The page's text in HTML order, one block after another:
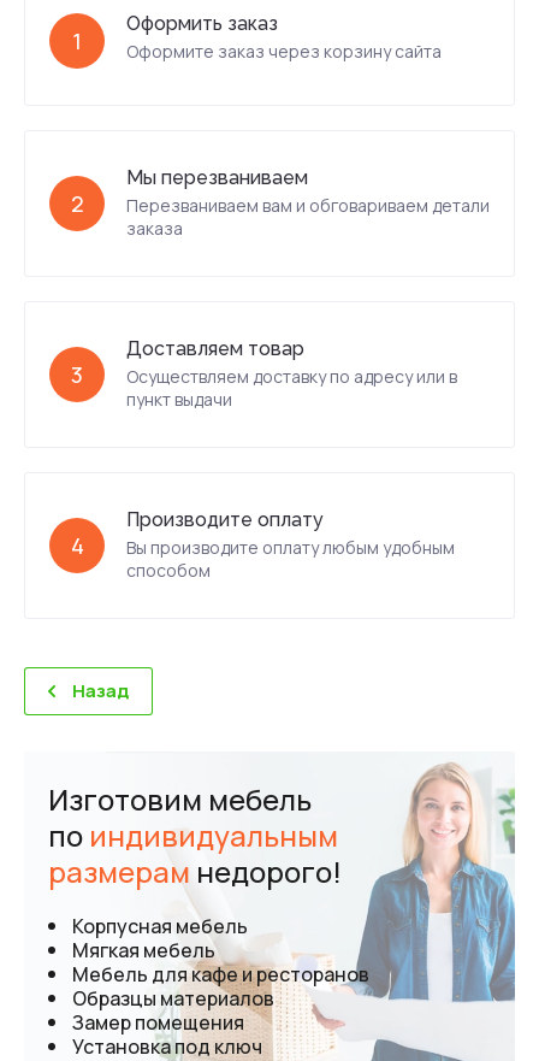
1
Оформить заказ
Оформите заказ через корзину сайта
2
Мы перезваниваем
Перезваниваем вам и обговариваем детали
заказа
3
Доставляем товар
Осуществляем доставку по адресу или в
пункт выдачи
4
Производите оплату
Вы производите оплату любым удобным
способом
Назад
Изготовим мебель
по индивидуальным
размерам недорого!
Корпусная мебель
Мягкая мебель
Мебель для кафе и ресторанов
Образцы материалов
Замер помещения
Установка под ключ